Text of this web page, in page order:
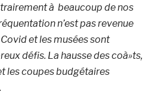
à beaucoup de nos
n’est pas revenue
et les musées sont
défis. La hausse des coà»ts,
les coupes budgétaires